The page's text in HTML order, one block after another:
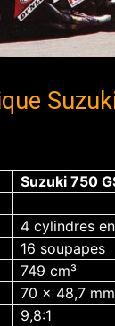
Suzuki 750
4 cylindres
16 soupapes
749 cm³
70 x 48,7 mm
9,8:1